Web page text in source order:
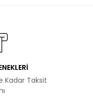
Kadar Taksit